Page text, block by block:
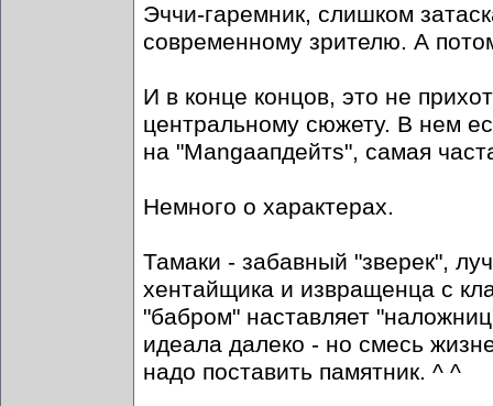
Эччи-гаремник, слишком
современному зрителю. А
И в конце концов, это не
центральному сюжету. В нем
на "Mangaапдейтs", самая
Немного о характерах.
Тамаки - забавный "зверек",
хентайщика и извращенца с
"бабром" наставляет
идеала далеко - но смесь
надо поставить памятник. ^ ^